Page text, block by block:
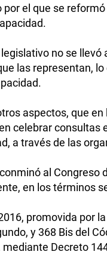
el que se
no se
las representan,
aspectos, que
celebrar
a través de las
al
en los términos
promovida por
y 368 Bis del
Decreto